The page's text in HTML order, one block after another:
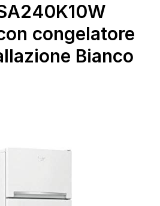
congelatore
Bianco